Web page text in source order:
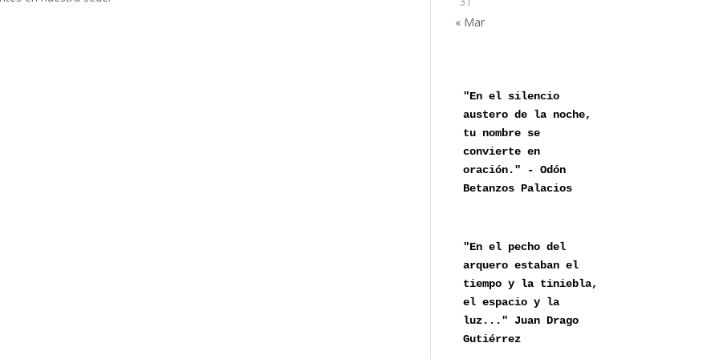
« Mar
"En el silencio
austero de la noche,
tu nombre se
convierte en
oración." - Odón
Betanzos Palacios
"En el pecho del
arquero estaban el
tiempo y la tiniebla,
el espacio y la
luz..." Juan Drago
Gutiérrez